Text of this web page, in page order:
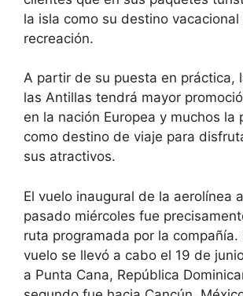
la isla como su destino vacacional
recreación.
A partir de su puesta en práctica,
las Antillas tendrá mayor
en la nación Europea y muchos la
como destino de viaje para
sus atractivos.
El vuelo inaugural de la aerolínea
pasado miércoles fue
ruta programada por la compañía.
vuelo se llevó a cabo el 19 de
a Punta Cana, República